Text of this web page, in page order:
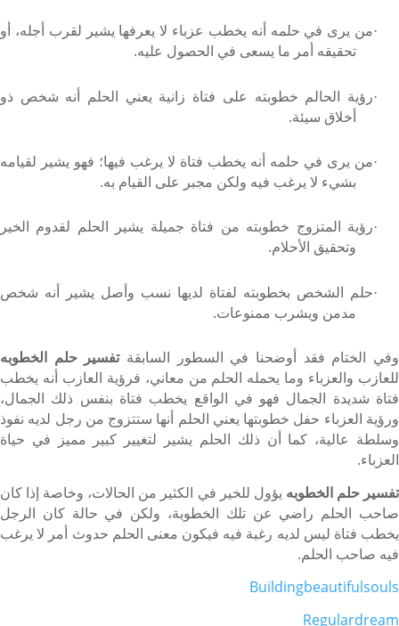
·من يرى في حلمه أنه يخطب عزباء لا يعرفها يشير لقرب أجله، أو
تحقيقه أمر ما يسعى في الحصول عليه.
·رؤية الحالم خطوبته على فتاة زانية يعني الحلم أنه شخص ذو
أخلاق سيئة.
·من يرى في حلمه أنه يخطب فتاة لا يرغب فيها؛ فهو يشير لقيامه
بشيء لا يرغب فيه ولكن مجبر على القيام به.
·رؤية المتزوج خطوبته من فتاة جميلة يشير الحلم لقدوم الخير
وتحقيق الأحلام.
·حلم الشخص بخطوبته لفتاة لديها نسب وأصل يشير أنه شخص
مدمن ويشرب ممنوعات.
وفي الختام فقد أوضحنا في السطور السابقةتفسير حلم الخطوبه
للعازب والعزباء وما يحمله الحلم من معاني، فرؤية العازب أنه يخطب
فتاة شديدة الجمال فهو في الواقع يخطب فتاة بنفس ذلك الجمال،
ورؤية العزباء حفل خطوبتها يعني الحلم أنها ستتزوج من رجل لديه نفوذ
وسلطة عالية، كما أن ذلك الحلم يشير لتغيير كبير مميز في حياة
العزباء.
تفسير حلم الخطوبه يؤول للخير في الكثير من الحالات، وخاصة إذا كان
صاحب الحلم راضي عن تلك الخطوبة، ولكن في حالة كان الرجل
يخطب فتاة ليس لديه رغبة فيه فيكون معنى الحلم حدوث أمر لا يرغب
فيه صاحب الحلم.
Buildingbeautifulsouls
Regulardream